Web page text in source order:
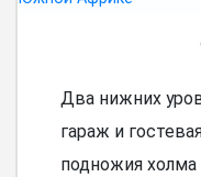
Два нижних
гараж и
подножия